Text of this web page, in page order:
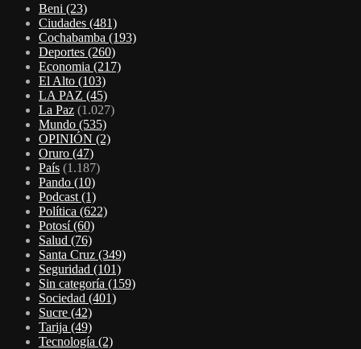
Beni (23)
Ciudades (481)
Cochabamba (193)
Deportes (260)
Economia (217)
El Alto (103)
LA PAZ (45)
La Paz (1.027)
Mundo (535)
OPINIÓN (2)
Oruro (47)
País (1.187)
Pando (10)
Podcast (1)
Política (622)
Potosí(60)
Salud (76)
Santa Cruz (349)
Seguridad (101)
Sin categoría (159)
Sociedad (401)
Sucre (42)
Tarija (49)
Tecnología (2)